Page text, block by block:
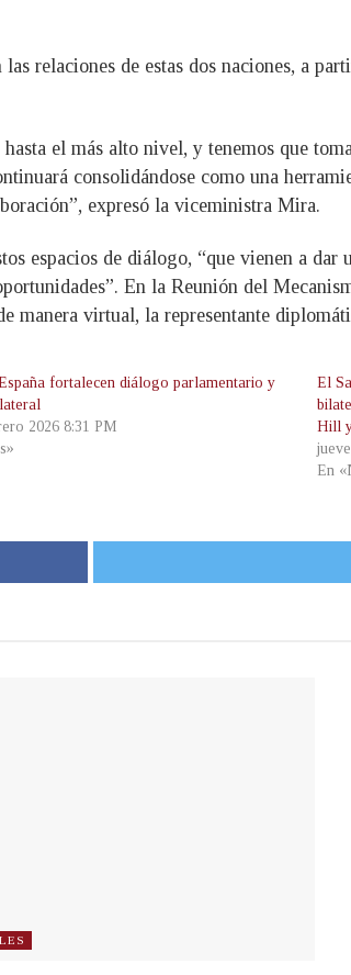
relaciones de estas dos naciones, a
el más alto nivel, y tenemos que
consolidándose como una
expresó la viceministra Mira.
espacios de diálogo, “que vienen a
En la Reunión del
manera virtual, la representante
fortalecen diálogo parlamentario y
2026 8:31 PM
El
Hill
En